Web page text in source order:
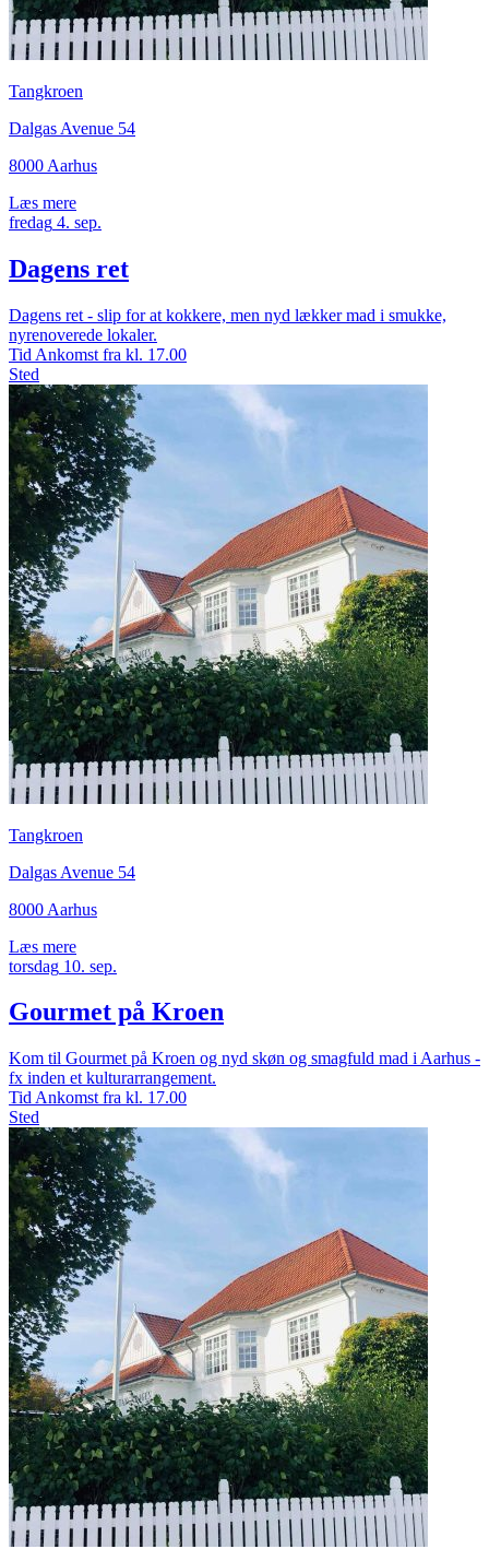
Tangkroen
Dalgas Avenue 54
8000 Aarhus
Læs mere
fredag 4. sep.
Dagens ret
Dagens ret - slip for at kokkere, men nyd lækker mad i smukke,
nyrenoverede lokaler.
Tid Ankomst fra kl. 17.00
Sted
Tangkroen
Dalgas Avenue 54
8000 Aarhus
Læs mere
torsdag 10. sep.
Gourmet på Kroen
Kom til Gourmet på Kroen og nyd skøn og smagfuld mad i Aarhus -
fx inden et kulturarrangement.
Tid Ankomst fra kl. 17.00
Sted